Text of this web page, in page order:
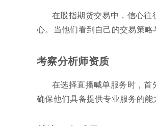
在股指期货交易中，信心
心。当他们看到自己的交易策略
考察分析师资质
在选择直播喊单服务时，首
确保他们具备提供专业服务的能